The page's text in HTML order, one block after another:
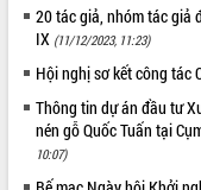
Trình diễn nghệ thuật chế
món ăn từ sầu riêng
Đắk Lắk công bố Quy hoạch
tiến đầu tư tỉnh
Ngành cá ngừ Đắk Lắk chủ
ứng để giữ vững thị trường
Diễn đàn Kinh tế tư nhân
20 tác giả, nhóm tác giả
IX (11/12/2023, 11:23)
Hội nghị sơ kết công tác
Thông tin dự án đầu tư
nén gỗ Quốc Tuấn tại
10:07)